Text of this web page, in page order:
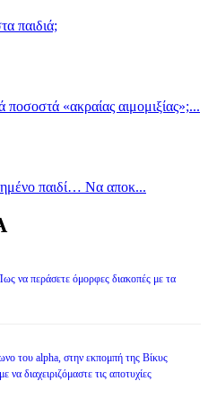
παιδιά;
ποσοστά «ακραίας αιμομιξίας»;...
παιδί… Να αποκ...
να περάσετε όμορφες διακοπές με τα
του alpha, στην εκπομπή της Βίκυς
διαχειριζόμαστε τις αποτυχίες